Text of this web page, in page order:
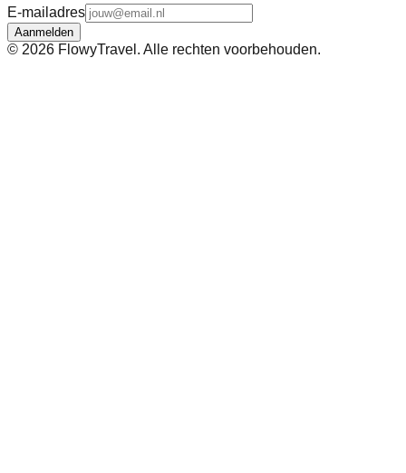
E-mailadres
Aanmelden
© 2026 FlowyTravel. Alle rechten voorbehouden.